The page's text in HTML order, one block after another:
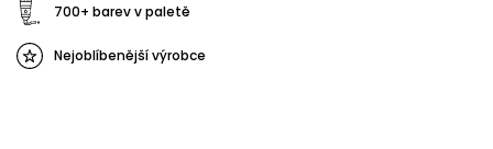
700+ barev v paletě
Nejoblíbenější výrobce